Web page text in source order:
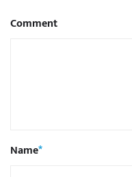
Comment
Name*